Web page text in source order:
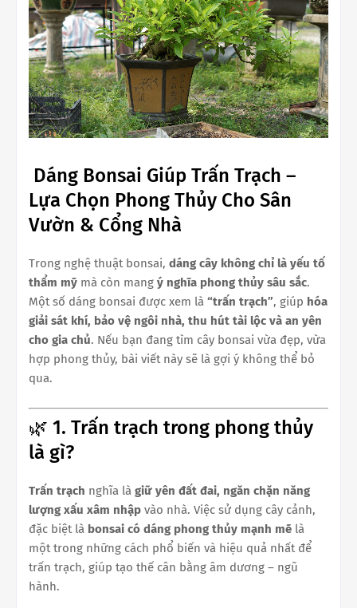
Dáng Bonsai Giúp Trấn Trạch –
Lựa Chọn Phong Thủy Cho Sân
Vườn & Cổng Nhà
Trong nghệ thuật bonsai, dáng cây không chỉ là yếu tố
thẩm mỹ mà còn mang ý nghĩa phong thủy sâu sắc.
Một số dáng bonsai được xem là “trấn trạch”, giúp hóa
giải sát khí, bảo vệ ngôi nhà, thu hút tài lộc và an yên
cho gia chủ. Nếu bạn đang tìm cây bonsai vừa đẹp, vừa
hợp phong thủy, bài viết này sẽ là gợi ý không thể bỏ
qua.
🌿 1. Trấn trạch trong phong thủy
là gì?
Trấn trạch nghĩa là giữ yên đất đai, ngăn chặn năng
lượng xấu xâm nhập vào nhà. Việc sử dụng cây cảnh,
đặc biệt là bonsai có dáng phong thủy mạnh mẽ là
một trong những cách phổ biến và hiệu quả nhất để
trấn trạch, giúp tạo thế cân bằng âm dương – ngũ
hành.